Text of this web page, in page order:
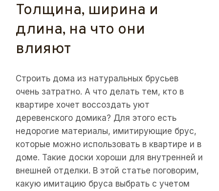
Толщина, ширина и
длина, на что они
влияют
Строить дома из натуральных брусьев
очень затратно. А что делать тем, кто в
квартире хочет воссоздать уют
деревенского домика? Для этого есть
недорогие материалы, имитирующие брус,
которые можно использовать в квартире и в
доме. Такие доски хороши для внутренней и
внешней отделки. В этой статье поговорим,
какую имитацию бруса выбрать с учетом